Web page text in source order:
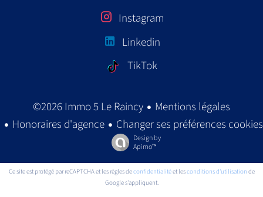
Instagram
Linkedin
TikTok
©2026 Immo 5 Le Raincy
Mentions légales
Honoraires d'agence
Changer ses préférences cookies
Design by
Apimo™
Ce site est protégé par reCAPTCHA et les règles deconfidentialitéet lesconditions d'utilisation de
Google s'appliquent.